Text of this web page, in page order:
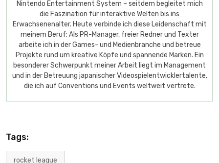
Nintendo Entertainment System – seitdem begleitet mich
die Faszination für interaktive Welten bis ins
Erwachsenenalter. Heute verbinde ich diese Leidenschaft mit
meinem Beruf: Als PR-Manager, freier Redner und Texter
arbeite ich in der Games- und Medienbranche und betreue
Projekte rund um kreative Köpfe und spannende Marken. Ein
besonderer Schwerpunkt meiner Arbeit liegt im Management
und in der Betreuung japanischer Videospielentwicklertalente,
die ich auf Conventions und Events weltweit vertrete.
Tags:
rocket league